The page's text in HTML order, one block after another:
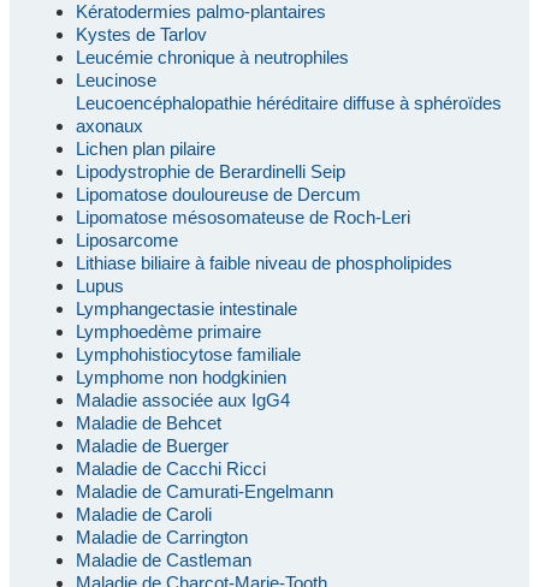
Kératodermies palmo-plantaires
Kystes de Tarlov
Leucémie chronique à neutrophiles
Leucinose
Leucoencéphalopathie héréditaire diffuse à sphéroïdes
axonaux
Lichen plan pilaire
Lipodystrophie de Berardinelli Seip
Lipomatose douloureuse de Dercum
Lipomatose mésosomateuse de Roch-Leri
Liposarcome
Lithiase biliaire à faible niveau de phospholipides
Lupus
Lymphangectasie intestinale
Lymphoedème primaire
Lymphohistiocytose familiale
Lymphome non hodgkinien
Maladie associée aux IgG4
Maladie de Behcet
Maladie de Buerger
Maladie de Cacchi Ricci
Maladie de Camurati-Engelmann
Maladie de Caroli
Maladie de Carrington
Maladie de Castleman
Maladie de Charcot-Marie-Tooth